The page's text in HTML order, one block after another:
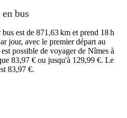
bus
est de 871,63 km et prend 18 h
jour, avec le premier départ au
possible de voyager de Nîmes à
83,97 € ou jusqu'à 129,99 €. Le
83,97 €.